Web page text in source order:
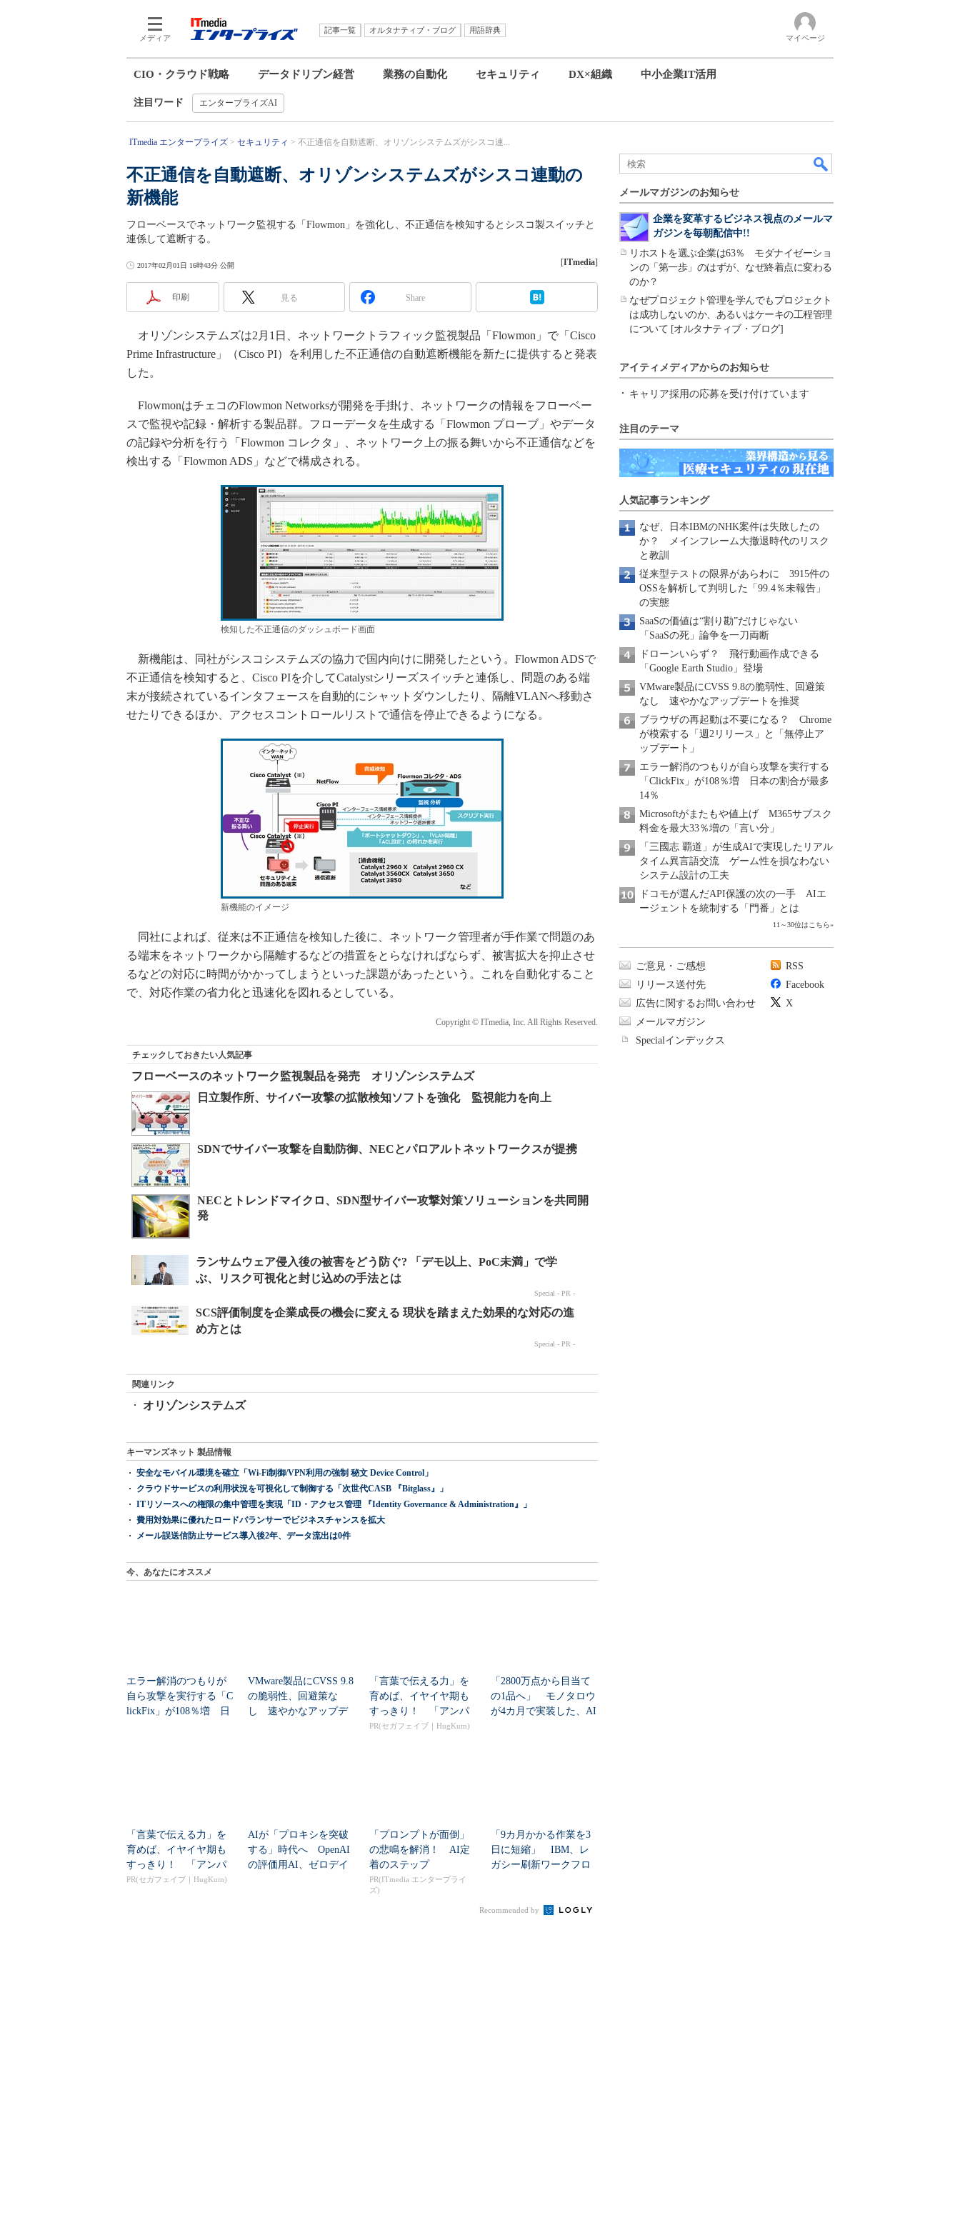
メディア
記事一覧 オルタナティブ・ブログ
用語辞典
マイページ
CIO・クラウド戦略 データドリブン経営 業務の自動化 セキュリティ DX×組織 中小企業IT活用
注目ワード エンタープライズAI
ITmedia エンタープライズ セキュリティ 不正通信を自動遮断、オリゾンシステムズがシスコ連...
不正通信を自動遮断、オリゾンシステムズがシスコ連動の
新機能
フローベースでネットワーク監視する「Flowmon」を強化し、不正通信を検知するとシスコ製スイッチと
連係して遮断する。
2017年02月01日 16時43分 公開 [ITmedia]
印刷 見る Share
オリゾンシステムズは2月1日、ネットワークトラフィック監視製品「Flowmon」で「Cisco
Prime Infrastructure」（Cisco PI）を利用した不正通信の自動遮断機能を新たに提供すると発表
した。
FlowmonはチェコのFlowmon Networksが開発を手掛け、ネットワークの情報をフローベー
スで監視や記録・解析する製品群。フローデータを生成する「Flowmon プローブ」やデータ
の記録や分析を行う「Flowmon コレクタ」、ネットワーク上の振る舞いから不正通信などを
検出する「Flowmon ADS」などで構成される。
検知した不正通信のダッシュボード画面
新機能は、同社がシスコシステムズの協力で国内向けに開発したという。Flowmon ADSで
不正通信を検知すると、Cisco PIを介してCatalystシリーズスイッチと連係し、問題のある端
末が接続されているインタフェースを自動的にシャットダウンしたり、隔離VLANへ移動さ
せたりできるほか、アクセスコントロールリストで通信を停止できるようになる。
新機能のイメージ
同社によれば、従来は不正通信を検知した後に、ネットワーク管理者が手作業で問題のあ
る端末をネットワークから隔離するなどの措置をとらなければならず、被害拡大を抑止させ
るなどの対応に時間がかかってしまうといった課題があったという。これを自動化すること
で、対応作業の省力化と迅速化を図れるとしている。
Copyright © ITmedia, Inc. All Rights Reserved.
チェックしておきたい人気記事
フローベースのネットワーク監視製品を発売 オリゾンシステムズ
日立製作所、サイバー攻撃の拡散検知ソフトを強化 監視能力を向上
SDNでサイバー攻撃を自動防御、NECとパロアルトネットワークスが提携
NECとトレンドマイクロ、SDN型サイバー攻撃対策ソリューションを共同開
発
関連リンク
オリゾンシステムズ
キーマンズネット 製品情報
安全なモバイル環境を確立「Wi-Fi制御/VPN利用の強制 秘文 Device Control」
クラウドサービスの利用状況を可視化して制御する「次世代CASB 『Bitglass』」
ITリソースへの権限の集中管理を実現「ID・アクセス管理 『Identity Governance & Administration』」
費用対効果に優れたロードバランサーでビジネスチャンスを拡大
メール誤送信防止サービス導入後2年、データ流出は0件
今、あなたにオススメ
エラー解消のつもりが
自ら攻撃を実行する「C
lickFix」が108％増 日
VMware製品にCVSS 9.8
の脆弱性、回避策な
し 速やかなアップデ
「言葉で伝える力」を
育めば、イヤイヤ期も
すっきり！ 「アンパ
ンマン ことばずかん...
PR(セガフェイブ｜HugKum)
「2800万点から目当て
の1品へ」 モノタロウ
が4カ月で実装した、AI
「言葉で伝える力」を
育めば、イヤイヤ期も
すっきり！ 「アンパ
ンマン ことばずかん...
PR(セガフェイブ｜HugKum)
AIが「プロキシを突破
する」時代へ OpenAI
の評価用AI、ゼロデイ
「プロンプトが面倒」
の悲鳴を解消！ AI定
着のステップ
PR(ITmedia エンタープライ
ズ)
「9カ月かかる作業を3
日に短縮」 IBM、レ
ガシー刷新ワークフロ
Recommended by
メールマガジンのお知らせ
企業を変革するビジネス視点のメールマ
ガジンを毎朝配信中!!
リホストを選ぶ企業は63％ モダナイゼーショ
ンの「第一歩」のはずが、なぜ終着点に変わる
のか？
なぜプロジェクト管理を学んでもプロジェクト
は成功しないのか、あるいはケーキの工程管理
について [オルタナティブ・ブログ]
アイティメディアからのお知らせ
キャリア採用の応募を受け付けています
注目のテーマ
人気記事ランキング
なぜ、日本IBMのNHK案件は失敗したの
か？ メインフレーム大撤退時代のリスク
と教訓
従来型テストの限界があらわに 3915件の
OSSを解析して判明した「99.4％未報告」
の実態
SaaSの価値は“割り勘”だけじゃない
「SaaSの死」論争を一刀両断
ドローンいらず？ 飛行動画作成できる
「Google Earth Studio」登場
VMware製品にCVSS 9.8の脆弱性、回避策
なし 速やかなアップデートを推奨
ブラウザの再起動は不要になる？ Chrome
が模索する「週2リリース」と「無停止ア
ップデート」
エラー解消のつもりが自ら攻撃を実行する
「ClickFix」が108％増 日本の割合が最多
14％
Microsoftがまたもや値上げ M365サブスク
料金を最大33％増の「言い分」
「三國志 覇道」が生成AIで実現したリアル
タイム異言語交流 ゲーム性を損なわない
システム設計の工夫
ドコモが選んだAPI保護の次の一手 AIエ
ージェントを統制する「門番」とは
11～30位はこちら»
ご意見・ご感想
リリース送付先
広告に関するお問い合わせ
メールマガジン
Specialインデックス
RSS
Facebook
X